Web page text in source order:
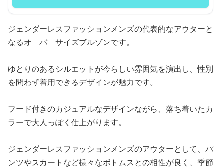
ジェンダーレスファッションメンズの代表的なアウターと
なるオーバーサイズブルゾンです。
ゆとりのあるシルエットが今らしい雰囲気を演出し、性別
を問わず着用できるデザインが魅力です。
フード付きのカジュアルなデザインながら、落ち着いたカ
ラーで大人っぽく仕上がります。
ジェンダーレスファッションメンズのアウターとして、パ
ンツやスカートなど様々なボトムスとの相性が良く、季節